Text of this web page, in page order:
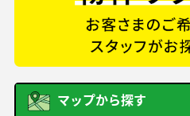
マップから探す